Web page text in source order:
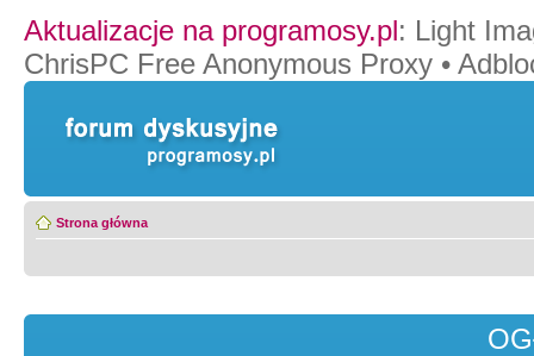
Aktualizacje na programosy.pl: Light
ChrisPC Free Anonymous Proxy •
Strona główna